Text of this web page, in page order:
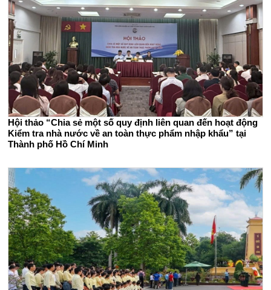
Hội thảo “Chia sẻ một số quy định liên quan đến hoạt động
Kiểm tra nhà nước về an toàn thực phẩm nhập khẩu” tại
Thành phố Hồ Chí Minh